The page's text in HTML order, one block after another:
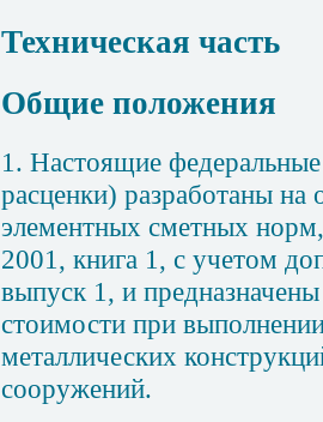
Техническая часть
Общие положения
1. Настоящие
расценки) разработаны на
элементных сметных
2001, книга 1, с учетом
выпуск 1, и
стоимости при
металлических
сооружений.